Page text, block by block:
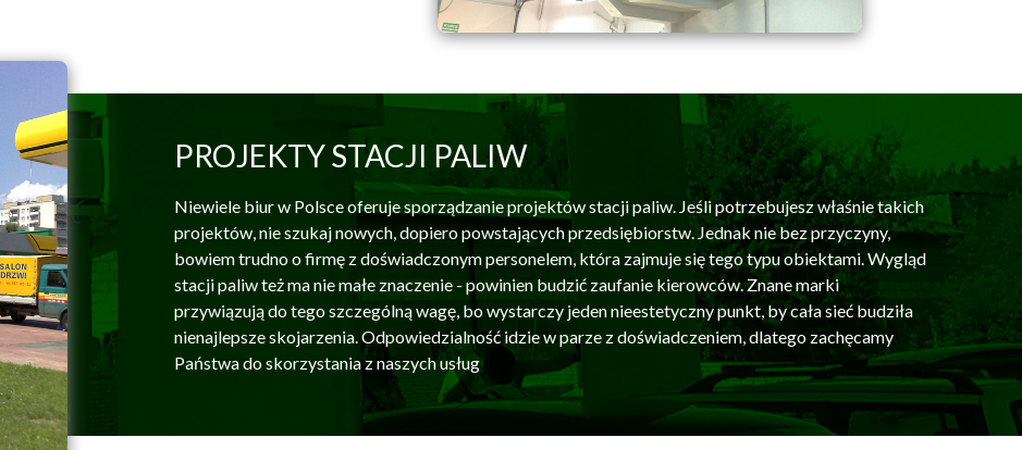
PROJEKTY STACJI PALIW
Niewiele biur w Polsce oferuje sporządzanie projektów stacji paliw. Jeśli potrzebujesz właśnie takich
projektów, nie szukaj nowych, dopiero powstających przedsiębiorstw. Jednak nie bez przyczyny,
bowiem trudno o firmę z doświadczonym personelem, która zajmuje się tego typu obiektami. Wygląd
stacji paliw też ma nie małe znaczenie - powinien budzić zaufanie kierowców. Znane marki
przywiązują do tego szczególną wagę, bo wystarczy jeden nieestetyczny punkt, by cała sieć budziła
nienajlepsze skojarzenia. Odpowiedzialność idzie w parze z doświadczeniem, dlatego zachęcamy
Państwa do skorzystania z naszych usług